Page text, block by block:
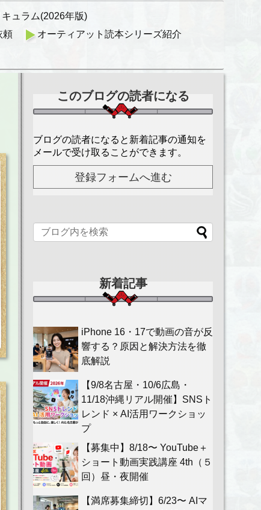
ュラム(2026年版)
頼
オーティアット読本シリーズ紹介
このブログの読者になる
ブログの読者になると新着記事の通知を
メールで受け取ることができます。
新着記事
iPhone 16・17で動画の音が反
響する？原因と解決方法を徹
底解説
【9/8名古屋・10/6広島・
11/18沖縄リアル開催】SNSト
レンド × AI活用ワークショッ
プ
【募集中】8/18〜 YouTube＋
ショート動画実践講座 4th（５
回）昼・夜開催
【満席募集締切】6/23〜 AIマ